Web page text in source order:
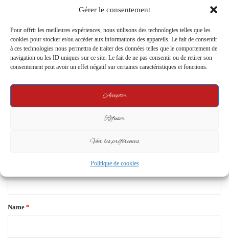
Gérer le consentement
Pour offrir les meilleures expériences, nous utilisons des technologies telles que les
cookies pour stocker et/ou accéder aux informations des appareils. Le fait de consentir
à ces technologies nous permettra de traiter des données telles que le comportement de
navigation ou les ID uniques sur ce site. Le fait de ne pas consentir ou de retirer son
consentement peut avoir un effet négatif sur certaines caractéristiques et fonctions.
Accepter
Refuser
Voir les préférences
Politique de cookies
Après le Coup d’État Militaire
Leave a Reply
*
Name *